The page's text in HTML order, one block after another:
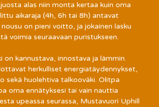
alas niin monta kertaa kuin oma
aikaraja (4h, 6h tai 8h) antavat
on pieni voitto, ja jokainen lasku
voimia seuraavaan puristukseen.
on kannustava, innostava ja lämmin.
herkulliset energiatäydennykset,
sekä huolehtiva talkooväki. Olitpa
oma ennätyksesi tai vain nauttia
upeassa seurassa, Mustavuori Uphill